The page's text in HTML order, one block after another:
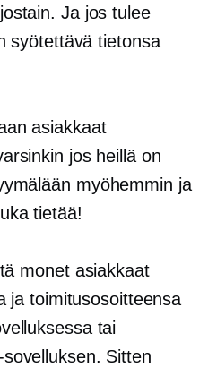
Ja jos tulee
syötettävä tietonsa
asiakkaat
jos heillä on
myöhemmin ja
tietää!
monet asiakkaat
ja toimitusosoitteensa
tai
Sitten